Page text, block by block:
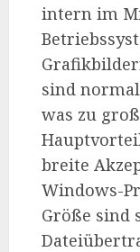
intern im
sind
was zu
breite
Windows-
Größe sind